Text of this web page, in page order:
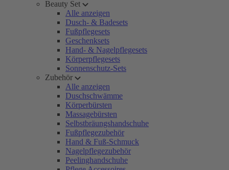
Beauty Set
Alle anzeigen
Dusch- & Badesets
Fußpflegesets
Geschenksets
Hand- & Nagelpflegesets
Körperpflegesets
Sonnenschutz-Sets
Zubehör
Alle anzeigen
Duschschwämme
Körperbürsten
Massagebürsten
Selbstbräungshandschuhe
Fußpflegezubehör
Hand & Fuß-Schmuck
Nagelpflegezubehör
Peelinghandschuhe